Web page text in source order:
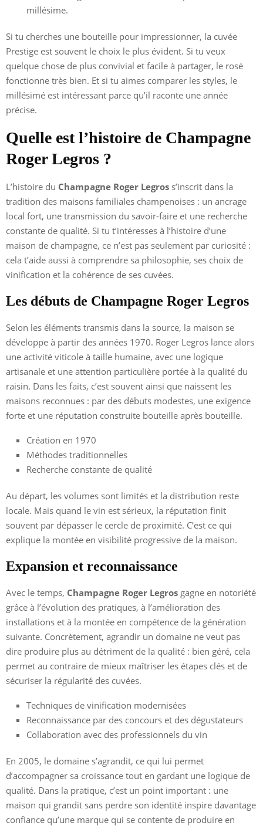
millésime.
Si tu cherches une bouteille pour impressionner, la cuvée
Prestige est souvent le choix le plus évident. Si tu veux
quelque chose de plus convivial et facile à partager, le rosé
fonctionne très bien. Et si tu aimes comparer les styles, le
millésimé est intéressant parce qu’il raconte une année
précise.
Quelle est l’histoire de Champagne
Roger Legros ?
L’histoire du Champagne Roger Legros s’inscrit dans la
tradition des maisons familiales champenoises : un ancrage
local fort, une transmission du savoir-faire et une recherche
constante de qualité. Si tu t’intéresses à l’histoire d’une
maison de champagne, ce n’est pas seulement par curiosité :
cela t’aide aussi à comprendre sa philosophie, ses choix de
vinification et la cohérence de ses cuvées.
Les débuts de Champagne Roger Legros
Selon les éléments transmis dans la source, la maison se
développe à partir des années 1970. Roger Legros lance alors
une activité viticole à taille humaine, avec une logique
artisanale et une attention particulière portée à la qualité du
raisin. Dans les faits, c’est souvent ainsi que naissent les
maisons reconnues : par des débuts modestes, une exigence
forte et une réputation construite bouteille après bouteille.
Création en 1970
Méthodes traditionnelles
Recherche constante de qualité
Au départ, les volumes sont limités et la distribution reste
locale. Mais quand le vin est sérieux, la réputation finit
souvent par dépasser le cercle de proximité. C’est ce qui
explique la montée en visibilité progressive de la maison.
Expansion et reconnaissance
Avec le temps, Champagne Roger Legros gagne en notoriété
grâce à l’évolution des pratiques, à l’amélioration des
installations et à la montée en compétence de la génération
suivante. Concrètement, agrandir un domaine ne veut pas
dire produire plus au détriment de la qualité : bien géré, cela
permet au contraire de mieux maîtriser les étapes clés et de
sécuriser la régularité des cuvées.
Techniques de vinification modernisées
Reconnaissance par des concours et des dégustateurs
Collaboration avec des professionnels du vin
En 2005, le domaine s’agrandit, ce qui lui permet
d’accompagner sa croissance tout en gardant une logique de
qualité. Dans la pratique, c’est un point important : une
maison qui grandit sans perdre son identité inspire davantage
confiance qu’une marque qui se contente de produire en